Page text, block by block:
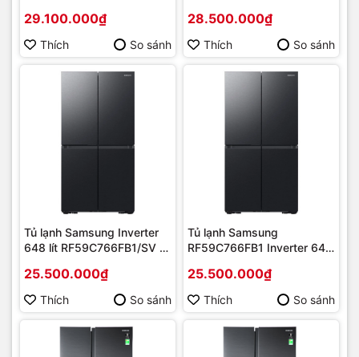
2019 | Hàng chính hãng
29.100.000₫
Thích So sánh
[2025] | Hàng chính hãng
28.500.000₫
Thích So sánh
Tủ lạnh Samsung Inverter
648 lít RF59C766FB1/SV |
25.500.000₫
Thích So sánh
Tủ lạnh Samsung
RF59C766FB1 Inverter 648
hãng
25.500.000₫
Thích So sánh